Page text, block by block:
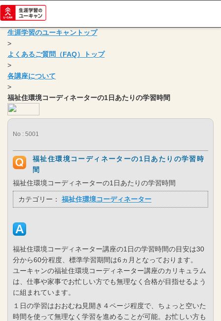
生涯学習のユーキャントップ
>
よくあるご質問（FAQ）トップ
>
各講座について
>
福祉住環境コーディネーターの1日あたりの学習時間
No : 5001
福祉住環境コーディネーターの1日あたりの学習時
間
福祉住環境コーディネーターの1日あたりの学習時間
カテゴリー： 福祉住環境コーディネーター
福祉住環境コーディネーター講座の1日の学習時間の目安は30
分から60分程度、標準学習期間は6ヵ月となっております。
ユーキャンの福祉住環境コーディネーター講座のカリキュラム
は、仕事や家事でお忙しい方でも無理なく合格が目指せるよう
に組まれています。
１日の学習はおおむね見開き４ページ程度で、ちょっと空いた
時間を使って無理なく学習を進めることが可能。お忙しい方も